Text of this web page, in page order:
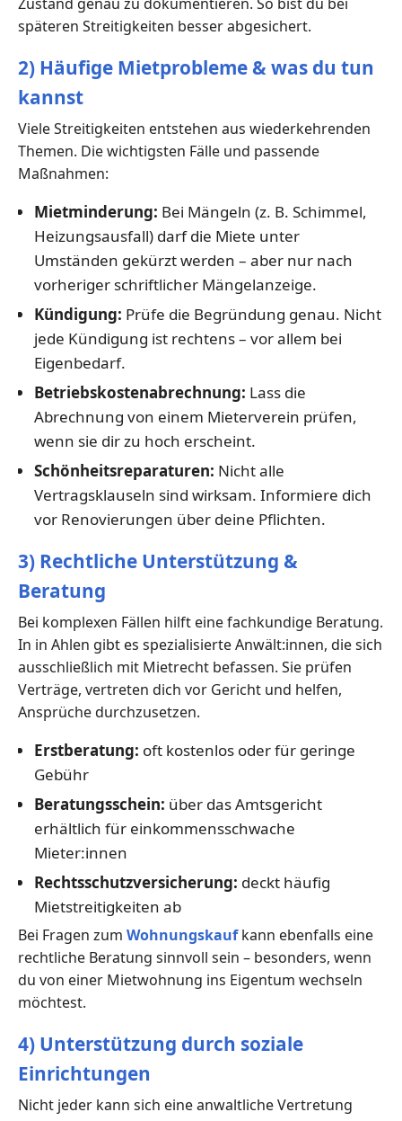
späteren Streitigkeiten besser abgesichert.
2) Häufige Mietprobleme & was du tun
kannst
Viele Streitigkeiten entstehen aus wiederkehrenden
Themen. Die wichtigsten Fälle und passende
Maßnahmen:
Mietminderung: Bei Mängeln (z. B. Schimmel,
Heizungsausfall) darf die Miete unter
Umständen gekürzt werden – aber nur nach
vorheriger schriftlicher Mängelanzeige.
Kündigung: Prüfe die Begründung genau. Nicht
jede Kündigung ist rechtens – vor allem bei
Eigenbedarf.
Betriebskostenabrechnung: Lass die
Abrechnung von einem Mieterverein prüfen,
wenn sie dir zu hoch erscheint.
Schönheitsreparaturen: Nicht alle
Vertragsklauseln sind wirksam. Informiere dich
vor Renovierungen über deine Pflichten.
3) Rechtliche Unterstützung &
Beratung
Bei komplexen Fällen hilft eine fachkundige Beratung.
In in Ahlen gibt es spezialisierte Anwält:innen, die sich
ausschließlich mit Mietrecht befassen. Sie prüfen
Verträge, vertreten dich vor Gericht und helfen,
Ansprüche durchzusetzen.
Erstberatung: oft kostenlos oder für geringe
Gebühr
Beratungsschein: über das Amtsgericht
erhältlich für einkommensschwache
Mieter:innen
Rechtsschutzversicherung: deckt häufig
Mietstreitigkeiten ab
Bei Fragen zum Wohnungskaufkann ebenfalls eine
rechtliche Beratung sinnvoll sein – besonders, wenn
du von einer Mietwohnung ins Eigentum wechseln
möchtest.
4) Unterstützung durch soziale
Einrichtungen
Nicht jeder kann sich eine anwaltliche Vertretung